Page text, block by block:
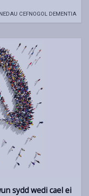
CEFNOGOL DEMENTIA
sydd wedi cael ei